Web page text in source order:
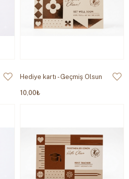
Hediye kartı - Geçmiş Olsun
10,00₺